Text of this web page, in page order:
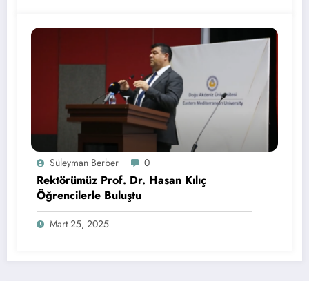
Süleyman Berber 0
Rektörümüz Prof. Dr. Hasan Kılıç
Öğrencilerle Buluştu
Mart 25, 2025